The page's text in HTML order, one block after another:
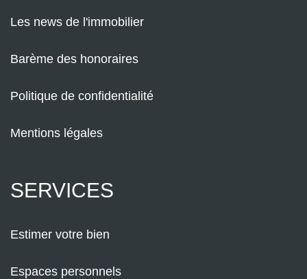
Les news de l'immobilier
Barème des honoraires
Politique de confidentialité
Mentions légales
SERVICES
Estimer votre bien
Espaces personnels